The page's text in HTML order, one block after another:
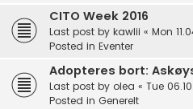
CITO Week 2016
Last post by kawlii « Mon
Posted in Eventer
Adopteres bort:
Last post by olea « Tue
Posted in Generelt